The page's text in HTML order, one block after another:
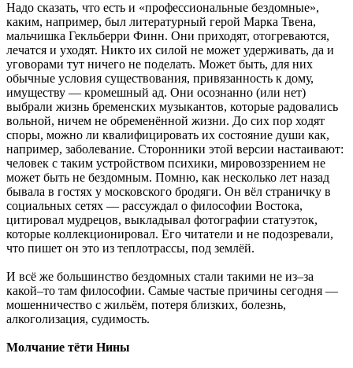
Надо сказать, что есть и «профессиональные бездомные»,
каким, например, был литературный герой Марка Твена,
мальчишка Гекльберри Финн. Они приходят, отогреваются,
лечатся и уходят. Никто их силой не может удерживать, да и
уговорами тут ничего не поделать. Может быть, для них
обычные условия существования, привязанность к дому,
имуществу — кромешный ад. Они осознанно (или нет)
выбрали жизнь бременских музыкантов, которые радовались
вольной, ничем не обременённой жизни. До сих пор ходят
споры, можно ли квалифицировать их состояние души как,
например, заболевание. Сторонники этой версии настаивают:
человек с таким устройством психики, мировоззрением не
может быть не бездомным. Помню, как несколько лет назад
бывала в гостях у московского бродяги. Он вёл страничку в
социальных сетях — рассуждал о философии Востока,
цитировал мудрецов, выкладывал фотографии статуэток,
которые коллекционировал. Его читатели и не подозревали,
что пишет он это из теплотрассы, под землёй.
И всё же большинство бездомных стали такими не из–за
какой–то там философии. Самые частые причины сегодня —
мошенничество с жильём, потеря близких, болезнь,
алкоголизация, судимость.
Молчание тёти Нины